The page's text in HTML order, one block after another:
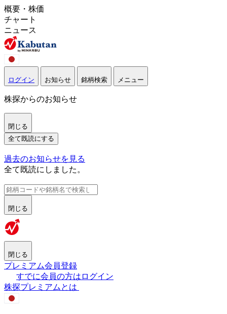
概要・株価
チャート
ニュース
ログイン お知らせ 銘柄検索 メニュー
株探からのお知らせ
閉じる
全て既読にする
過去のお知らせを見る
全て既読にしました。
閉じる
閉じる
プレミアム会員登録
すでに会員の方はログイン
株探プレミアムとは